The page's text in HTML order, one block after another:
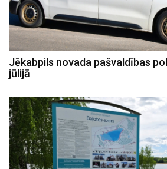
Jēkabpils novada pašvaldības
jūlijā